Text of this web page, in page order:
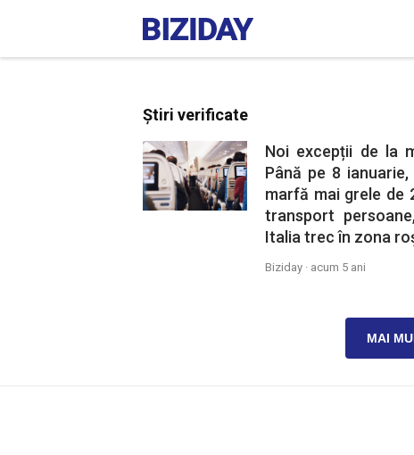
Știri verificate
Noi excepții de la
Până pe 8
marfă mai grele de
transport
Italia trec în zona
Biziday · acum 5 ani
MAI